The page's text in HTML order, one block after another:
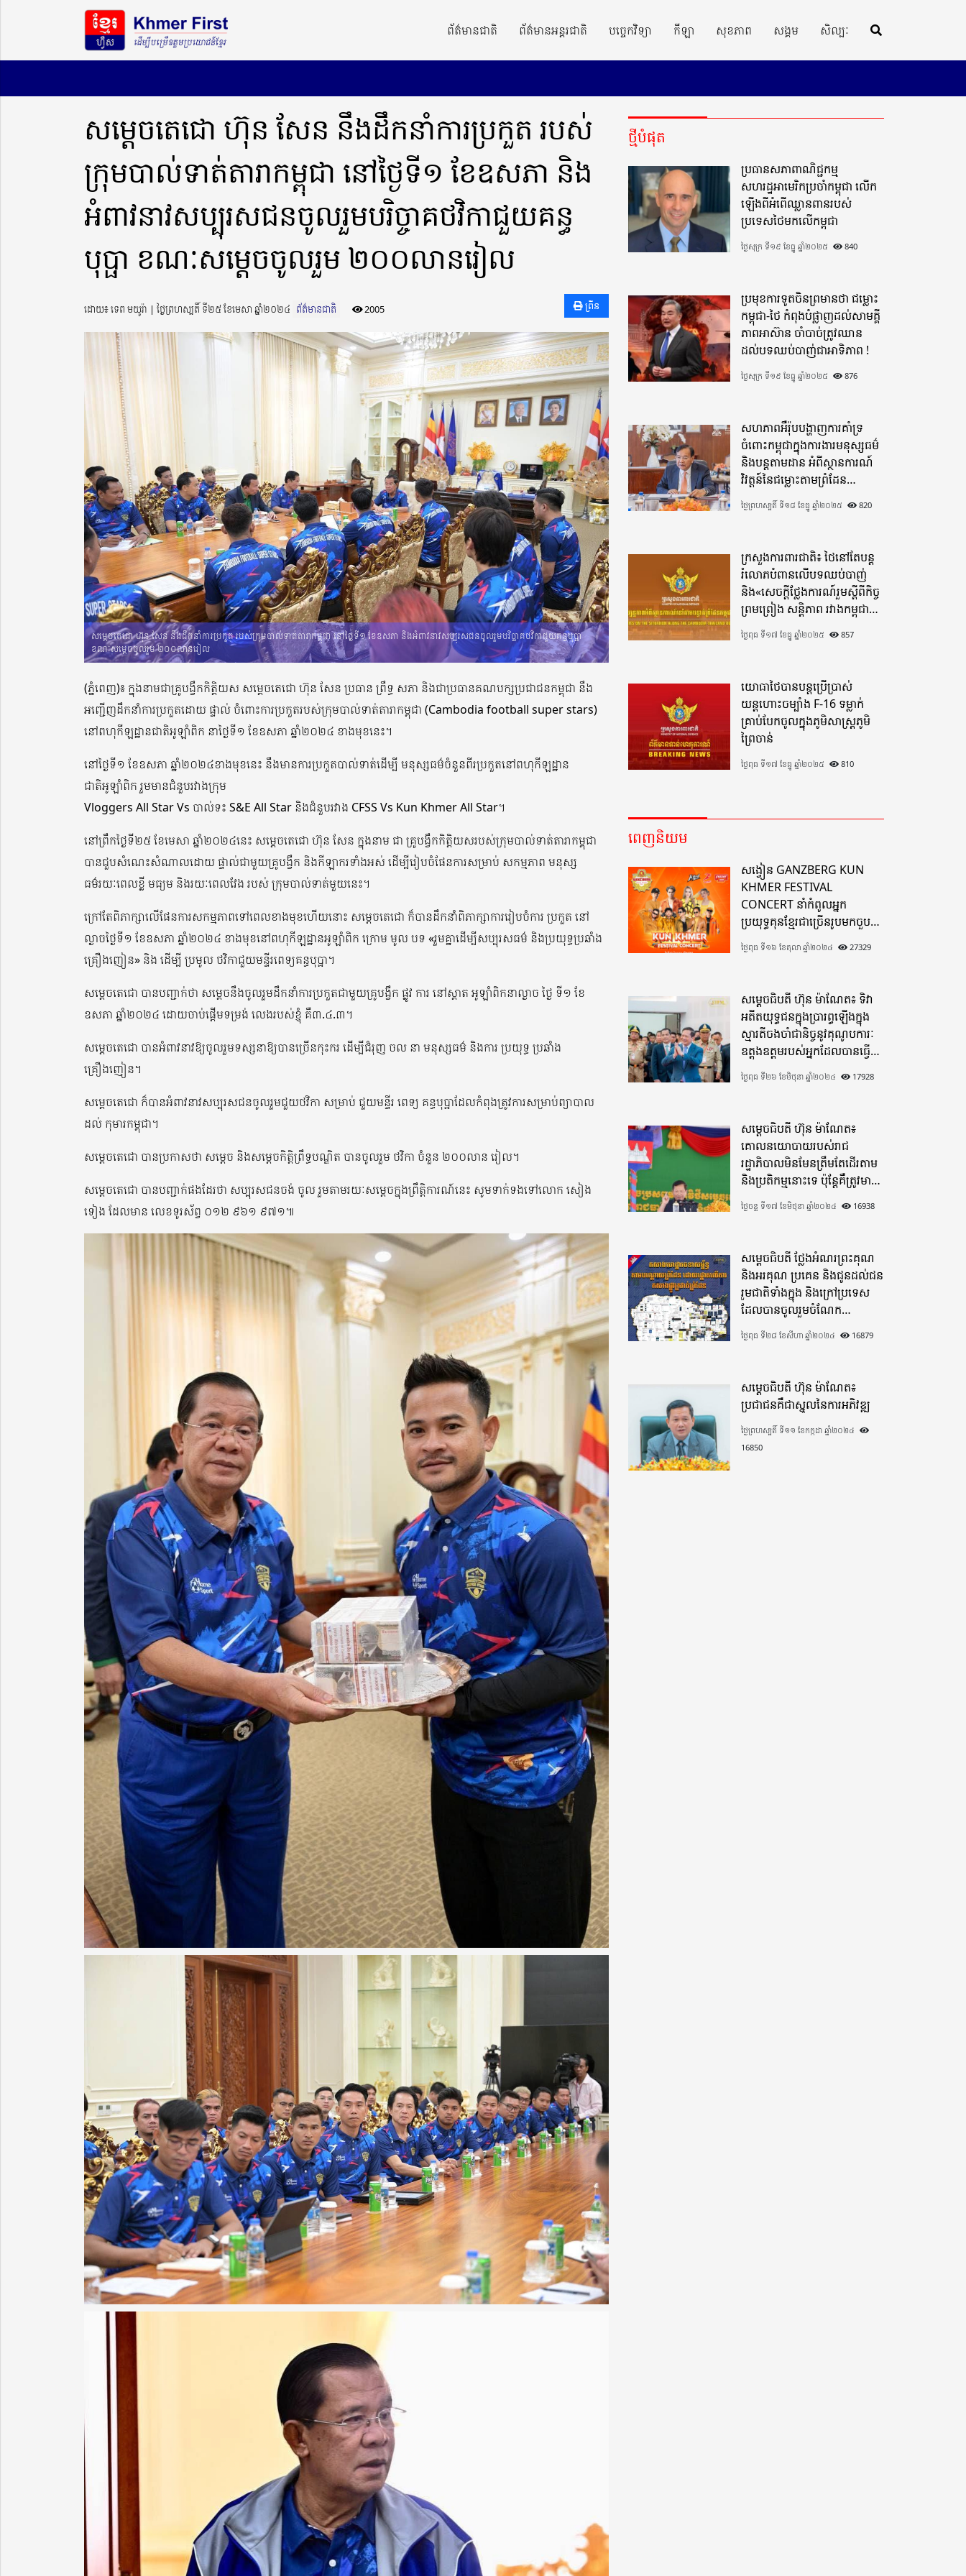
ព័ត៌មានជាតិ ព័ត៌មានអន្តរជាតិ បច្ចេកវិទ្យា កីឡា សុខភាព សង្គម សិល្បៈ
សម្តេចតេជោ ហ៊ុន សែន នឹងដឹកនាំការប្រកួត របស់
ក្រុមបាល់ទាត់តារាកម្ពុជា នៅថ្ងៃទី១ ខែឧសភា និង
អំពាវនាវសប្បុរសជនចូលរួមបរិច្ចាគថវិកាជួយគន្ធ
បុប្ផា ខណៈសម្តេចចូលរួម ២០០លានរៀល
ដោយ៖ ទេព មយូរ៉ា ​​ | ថ្ងៃព្រហស្បតិ៍ ទី២៥ ខែមេសា ឆ្នាំ២០២៤ ព័ត៌មានជាតិ 2005 ព្រីន
សម្តេចតេជោ ហ៊ុន សែន នឹងដឹកនាំការប្រកួត របស់ក្រុមបាល់ទាត់តារាកម្ពុជា នៅថ្ងៃទី១ ខែឧសភា និងអំពាវនាវសប្បុរសជនចូលរួមបរិច្ចាគថវិកាជួយគន្ធបុប្ផា
ខណៈសម្តេចចូលរួម ២០០លានរៀល
(ភ្នំពេញ)៖ ក្នុងនាមជាគ្រូបង្វឹកកិត្តិយស សម្តេចតេជោ ហ៊ុន សែន ប្រធាន ព្រឹទ្ធ សភា និងជាប្រធានគណបក្សប្រជាជនកម្ពុជា នឹង
អញ្ជើញដឹកនាំការប្រកួតដោយ ផ្ទាល់ ចំពោះការប្រកួតរបស់ក្រុមបាល់ទាត់តារាកម្ពុជា (Cambodia football super stars)
នៅពហុកីឡដ្ឋានជាតិអូឡាំពិក នាថ្ងៃទី១ ខែឧសភា ឆ្នាំ២០២៤ ខាងមុខនេះ។
នៅថ្ងៃទី១ ខែឧសភា ឆ្នាំ២០២៤ខាងមុខនេះ នឹងមានការប្រកួតបាល់ទាត់ដើម្បី មនុស្សធម៌ចំនួនពីរប្រកួតនៅពហុកីឡដ្ឋាន
ជាតិអូឡាំពិក រួមមានជំនួបរវាងក្រុម
Vloggers All Star Vs បាល់ទះ S&E All Star និងជំនួបរវាង CFSS Vs Kun Khmer All Star។
នៅព្រឹកថ្ងៃទី២៥ ខែមេសា ឆ្នាំ២០២៤នេះ សម្តេចតេជោ ហ៊ុន សែន ក្នុងនាម ជា គ្រូបង្វឹកកិត្តិយសរបស់ក្រុមបាល់ទាត់តារាកម្ពុជា
បានជួបសំណេះសំណាលដោយ ផ្ទាល់ជាមួយគ្រូបង្វឹក និងកីឡាករទាំងអស់ ដើម្បីរៀបចំផែនការសម្រាប់ សកម្មភាព មនុស្ស
ធម៌រយៈពេលខ្លី មធ្យម និងរយៈពេលវែង របស់ ក្រុមបាល់ទាត់មួយនេះ។
ក្រៅតែពិភាក្សាលើផែនការសកម្មភាពទៅពេលខាងមុខហើយនោះ សម្តេចតេជោ ក៏បានដឹកនាំពិភាក្សាការរៀបចំការ ប្រកួត នៅ
ល្ងាចថ្ងៃទី១ ខែឧសភា ឆ្នាំ២០២៤ ខាងមុខនៅពហុកីឡដ្ឋានអូឡាំពិក ក្រោម មូល បទ «រួមគ្នាដើម្បីសប្បុរសធម៌ និងប្រយុទ្ធប្រឆាំង
គ្រឿងញៀន» និង ដើម្បី ប្រមូល ថវិកាជួយមន្ទីរពេទ្យគន្ធបុប្ផា។
សម្តេចតេជោ បានបញ្ជាក់ថា សម្តេចនឹងចូលរួមដឹកនាំការប្រកួតជាមួយគ្រូបង្វឹក ផ្លូវ ការ នៅស្តាត អូឡាំពិកនាល្ងាច ថ្ងៃ ទី១ ខែ
ឧសភា ឆ្នាំ២០២៤ ដោយចាប់ផ្តើមទម្រង់ លេងរបស់ខ្ញុំ គឺ៣.៤.៣។
សម្តេចតេជោ បានអំពាវនាវឱ្យចូលរួមទស្សនាឱ្យបានច្រើនកុះករ ដើម្បីជំរុញ ចល នា មនុស្សធម៌ និងការ ប្រយុទ្ធ ប្រឆាំង
គ្រឿងញៀន។
សម្តេចតេជោ ក៏បានអំពាវនាវសប្បុរសជនចូលរួមជួយថវិកា សម្រាប់ ជួយមន្ទីរ ពេទ្យ គន្ធបុប្ផាដែលកំពុងត្រូវការសម្រាប់ព្យាបាល
ដល់ កុមារកម្ពុជា។
សម្តេចតេជោ បានប្រកាសថា សម្តេច និងសម្តេចកិត្តិព្រឹទ្ធបណ្ឌិត បានចូលរួម ថវិកា ចំនួន ២០០លាន រៀល។
សម្តេចតេជោ បានបញ្ជាក់ផងដែរថា សប្បុរសជនចង់ ចូល រួមតាមរយៈសម្តេចក្នុងព្រឹត្តិការណ៍នេះ សូមទាក់ទងទៅលោក សៀង
ទៀង ដែលមាន លេខទូរស័ព្វ ០១២ ៩៦១ ៩៧១៕
ថ្មីបំផុត
ប្រធានសភាពាណិជ្ជកម្ម
សហរដ្ឋអាមេរិកប្រចាំកម្ពុជា លើក
ឡើងពីអំពើឈ្លានពានរបស់
ប្រទេសថៃមកលើកម្ពុជា
ថ្ងៃសុក្រ ទី១៩ ខែធ្នូ ឆ្នាំ២០២៥ 840
ប្រមុខការទូតចិនព្រមានថា ជម្លោះ
កម្ពុជា-ថៃ កំពុងបំផ្លាញដល់សាមគ្គី
ភាពអាស៊ាន ចាំបាច់ត្រូវឈាន
ដល់បទឈប់បាញ់ជាអាទិភាព !
ថ្ងៃសុក្រ ទី១៩ ខែធ្នូ ឆ្នាំ២០២៥ 876
សហភាពអឺរ៉ុបបង្ហាញការគាំទ្រ
ចំពោះកម្ពុជាក្នុងការងារមនុស្សធម៌
និងបន្តតាមដាន អំពីស្ថានការណ៍
វិវត្តន៍នៃជម្លោះតាមព្រំដែន
ដោយយកចិត្តទុកដាក់ខ្ពស់
ថ្ងៃព្រហស្បតិ៍ ទី១៨ ខែធ្នូ ឆ្នាំ២០២៥ 820
ក្រសួងការពារជាតិ៖ ថៃនៅតែបន្ត
រំលោភបំពានលើបទឈប់បាញ់
និង«សេចក្តីថ្លែងការណ៍រួមស្តីពីកិច្ច
ព្រមព្រៀង សន្តិភាព រវាងកម្ពុជា
និងថៃ»
ថ្ងៃពុធ ទី១៧ ខែធ្នូ ឆ្នាំ២០២៥ 857
យោធាថៃបានបន្តប្រើប្រាស់
យន្តហោះចម្បាំង F-16 ទម្លាក់
គ្រាប់បែកចូលក្នុងភូមិសាស្ត្រភូមិ
ព្រៃចាន់
ថ្ងៃពុធ ទី១៧ ខែធ្នូ ឆ្នាំ២០២៥ 810
ពេញនិយម
សង្វៀន GANZBERG KUN
KHMER FESTIVAL
CONCERT នាំកំពូលអ្នក
ប្រយុទ្ធគុនខ្មែរជាច្រើនរូបមកចួប
គ្នាលើសង្វៀនគុនខ្មែរតែមួយដ៏
អស្ចារ្យលើទឹកដីខេត្តបាត់ដំបង
ថ្ងៃពុធ ទី១៦ ខែតុលា ឆ្នាំ២០២៤ 27329
សម្តេចធិបតី ហ៊ុន ម៉ាណែត៖ ទិវា
អតីតយុទ្ធជនក្នុងប្រារព្ធឡើងក្នុង
ស្មារតីចងចាំជានិច្ចនូវគុណូបការៈ
ឧត្តុងឧត្តមរបស់អ្នកដែលបានធ្វើ
មហាពលីកម្ម
ថ្ងៃពុធ ទី២៦ ខែមិថុនា ឆ្នាំ២០២៤ 17928
សម្តេចធិបតី ហ៊ុន ម៉ាណែត៖
គោលនយោបាយរបស់រាជ
រដ្ឋាភិបាលមិនមែនត្រឹមតែដើរតាម
និងប្រតិកម្មនោះទេ ប៉ុន្តែគឺត្រូវមាន
ភាពបុរេសកម្ម
ថ្ងៃចន្ទ ទី១៧ ខែមិថុនា ឆ្នាំ២០២៤ 16938
សម្តេចធិបតី ថ្លែងអំណរព្រះគុណ
និងអរគុណ ប្រគេន និងជូនដល់ជន
រួមជាតិទាំងក្នុង​ និងក្រៅប្រទេស​
ដែលបានចូលរួមចំណែក
យ៉ាងផុលផុសបរិច្ចាគថវិកាក្នុង
«មូលនិធិកសាងហេដ្ឋារចនាសម្ព័ន្ធ
កសាងផ្លូវក្រវាត់ព្រំដែន
ថ្ងៃពុធ ទី២៨ ខែសីហា ឆ្នាំ២០២៤ 16879
សម្តេចធិបតី ហ៊ុន ម៉ាណែត៖
ប្រជាជនគឺជាស្នូលនៃការអភិវឌ្ឍ
ថ្ងៃព្រហស្បតិ៍ ទី១១ ខែកក្កដា ឆ្នាំ២០២៤
16850